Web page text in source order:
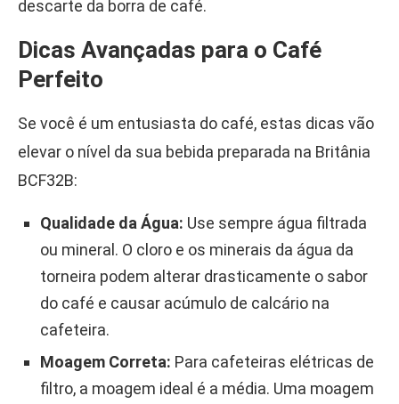
descarte da borra de café.
Dicas Avançadas para o Café
Perfeito
Se você é um entusiasta do café, estas dicas vão
elevar o nível da sua bebida preparada na Britânia
BCF32B:
Qualidade da Água: Use sempre água filtrada
ou mineral. O cloro e os minerais da água da
torneira podem alterar drasticamente o sabor
do café e causar acúmulo de calcário na
cafeteira.
Moagem Correta: Para cafeteiras elétricas de
filtro, a moagem ideal é a média. Uma moagem